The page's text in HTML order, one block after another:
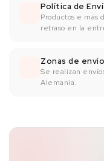
Política de
Productos e más
retraso en la
Zonas de envío
Se realizan
Alemania.